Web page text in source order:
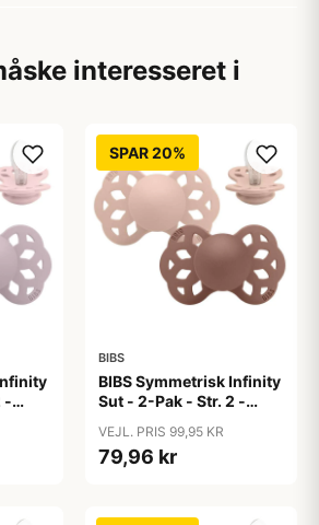
interesseret i
-
SPAR 20%
BIBS
BIBS Symmetrisk Infinity
Sut - 2-Pak - Str. 2 -
Blush/Woodchuck
VEJL. PRIS 99,95 KR
79,96 kr